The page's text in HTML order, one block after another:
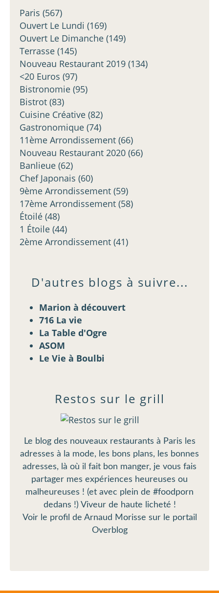
Paris (567)
Ouvert Le Lundi (169)
Ouvert Le Dimanche (149)
Terrasse (145)
Nouveau Restaurant 2019 (134)
<20 Euros (97)
Bistronomie (95)
Bistrot (83)
Cuisine Créative (82)
Gastronomique (74)
11ème Arrondissement (66)
Nouveau Restaurant 2020 (66)
Banlieue (62)
Chef Japonais (60)
9ème Arrondissement (59)
17ème Arrondissement (58)
Étoilé (48)
1 Étoile (44)
2ème Arrondissement (41)
Restos sur le grill
Le blog des nouveaux restaurants à Paris les
adresses à la mode, les bons plans, les bonnes
adresses, là où il fait bon manger, je vous fais
partager mes expériences heureuses ou
malheureuses ! (et avec plein de #foodporn
dedans !) Viveur de haute licheté !
Voir le profil de Arnaud Morisse sur le portail
Overblog
D'autres blogs à suivre...
Marion à découvert
716 La vie
La Table d'Ogre
ASOM
Le Vie à Boulbi